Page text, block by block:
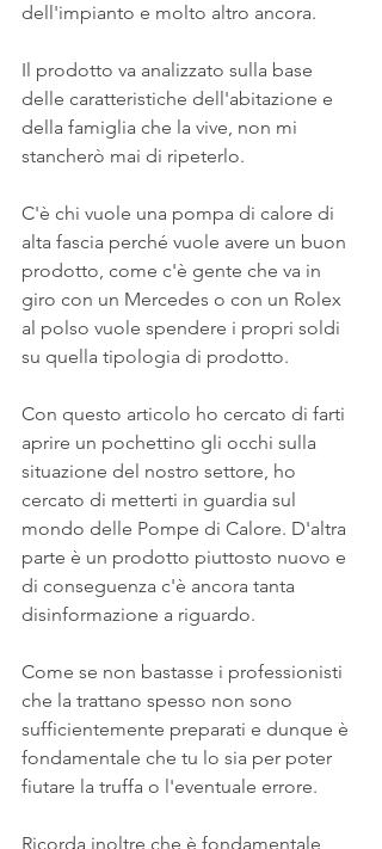
dell'impianto e molto altro ancora.
Il prodotto va analizzato sulla base
delle caratteristiche dell'abitazione e
della famiglia che la vive, non mi
stancherò mai di ripeterlo.
C'è chi vuole una pompa di calore di
alta fascia perché vuole avere un buon
prodotto, come c'è gente che va in
giro con un Mercedes o con un Rolex
al polso vuole spendere i propri soldi
su quella tipologia di prodotto.
Con questo articolo ho cercato di farti
aprire un pochettino gli occhi sulla
situazione del nostro settore, ho
cercato di metterti in guardia sul
mondo delle Pompe di Calore. D'altra
parte è un prodotto piuttosto nuovo e
di conseguenza c'è ancora tanta
disinformazione a riguardo.
Come se non bastasse i professionisti
che la trattano spesso non sono
sufficientemente preparati e dunque è
fondamentale che tu lo sia per poter
fiutare la truffa o l'eventuale errore.
Ricorda inoltre che è fondamentale